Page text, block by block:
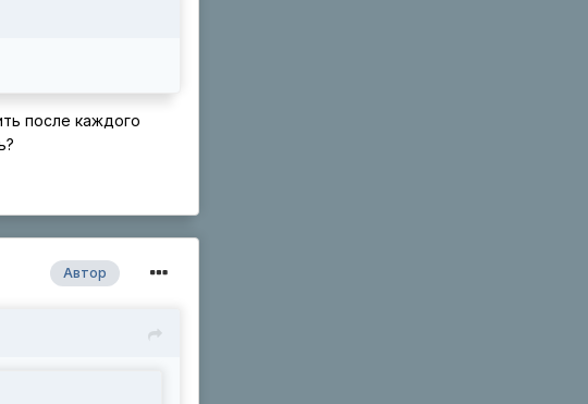
после каждого
Автор